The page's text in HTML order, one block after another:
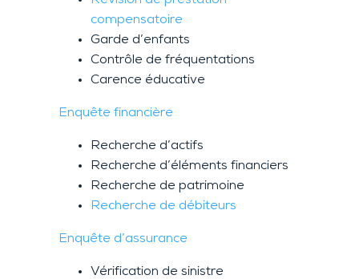
compensatoire
Garde d’enfants
Contrôle de fréquentations
Carence éducative
Enquête financière
Recherche d’actifs
Recherche d’éléments financiers
Recherche de patrimoine
Recherche de débiteurs
Enquête d’assurance
Vérification de sinistre